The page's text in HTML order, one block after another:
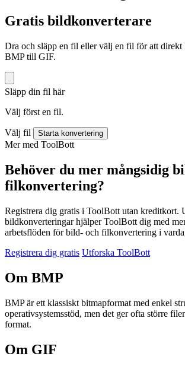
Gratis bildkonverterare
Dra och släpp en fil eller välj en fil för att direkt
BMP till GIF.
Släpp din fil här
Välj först en fil.
Välj fil Starta konvertering
Mer med ToolBott
Behöver du mer mångsidig
filkonvertering?
Registrera dig gratis i ToolBott utan kreditkort.
bildkonverteringar hjälper ToolBott dig med
arbetsflöden för bild- och filkonvertering i
Registrera dig gratis Utforska ToolBott
Om BMP
BMP är ett klassiskt bitmapformat med enkel
operativsystemsstöd, men det ger ofta större
format.
Om GIF